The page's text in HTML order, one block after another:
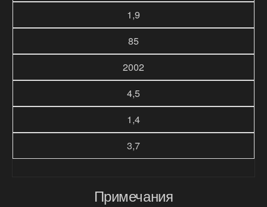
1,9
85
2002
4,5
1,4
3,7
Примечания